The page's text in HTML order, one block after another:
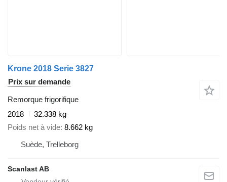
Krone 2018 Serie 3827
Prix sur demande
Remorque frigorifique
2018
32.338 kg
Poids net à vide 8.662 kg
Suède, Trelleborg
Scanlast AB